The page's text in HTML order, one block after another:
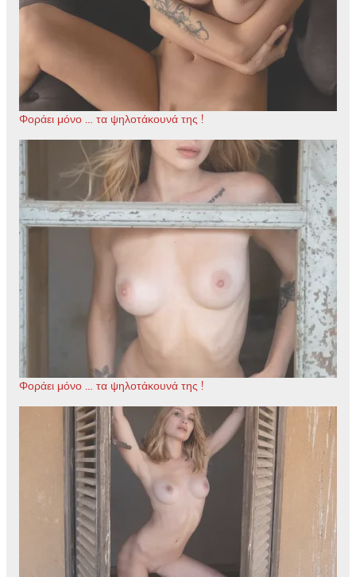
Φοράει μόνο … τα ψηλοτάκουνά της !
Φοράει μόνο … τα ψηλοτάκουνά της !